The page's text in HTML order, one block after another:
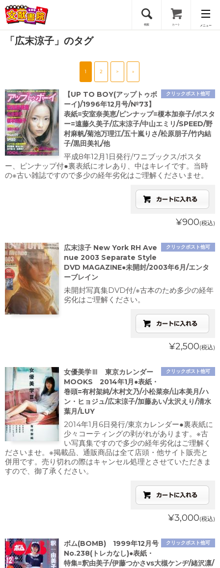
検索 カート メニュー
会員登録
「広末涼子」のタグ
1 2 > »
クリックポスト他可
【UP TO BOY(アップトゥボ
ーイ)/1996年12月号/№73】
表紙=安室奈美恵/ピンナップ=榎本加奈子/ポスタ
ー=遠藤久美子/広末涼子/中山エミリ/SPEED/野
村麻帆/菊池万理江/五十嵐りさ/松原朋子/竹内結
子/黒田美礼/他
平成8年12月1日発行/ワニブックス/ポスタ
ー、ピンナップ付●裏表紙にオレあり、中はキレイです。当時
の※古い雑誌ですので多少の経年劣化はご理解くださいませ。
¥900(税込)
クリックポスト他可
広末涼子 New York RH Ave
nue 2003 Separate Style
DVD MAGAZINE●未開封/2003年6月/エンタ
ーブレイン
未開封写真集DVD付/※古本のため多少の経年
劣化はご理解ください。
¥2,500(税込)
クリックポスト他可
女優美学Ⅲ 東京カレンダー
MOOKS 2014年1月●表紙・
巻頭=有村架純/木村文乃/小松菜奈/山本美月/ハ
ン・ヒョジュ/広末涼子/加藤あい/太沢えり/清水
葉月/LUY
2014年1月6日発行/東京カレンダー●裏表紙に
少々コーティングの剥がれがあります。※古
い写真集ですので多少の経年劣化はご理解く
ださいませ。※掲載品、通販商品は全て店頭・他サイト販売と
併用です。売り切れの際はキャンセル処理とさせていただきま
すので、御了承ください。
¥3,000(税込)
クリックポスト他可
ボム(BOMB) 1999年12月号
No.238(トレカなし)●表紙・
特集=釈由美子/伊藤つかさvs大槻ケンヂ/緒沢凛/